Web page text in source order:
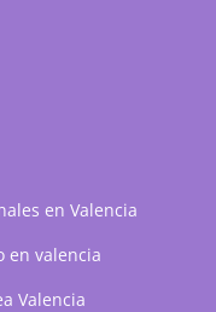
en Valencia
en valencia
Valencia